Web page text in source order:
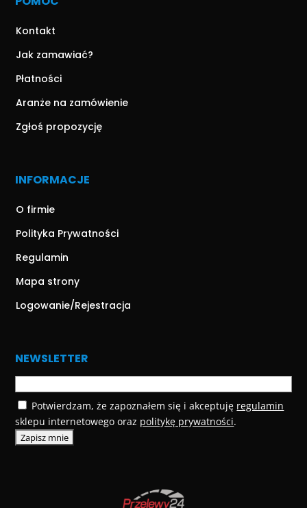
Kontakt
Jak zamawiać?
Płatności
Aranże na zamówienie
Zgłoś propozycję
INFORMACJE
O firmie
Polityka Prywatności
Regulamin
Mapa strony
Logowanie/Rejestracja
NEWSLETTER
Potwierdzam, że zapoznałem się i akceptuję regulamin
sklepu internetowego oraz politykę prywatności.